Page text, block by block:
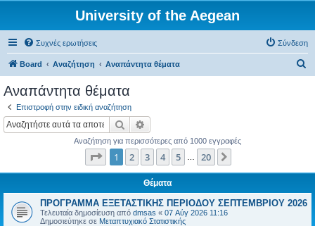
University of the Aegean
Συχνές ερωτήσεις Σύνδεση
Board Αναζήτηση Αναπάντητα θέματα
Αναπάντητα θέματα
Επιστροφή στην ειδική αναζήτηση
Αναζήτηση
Αναζήτηση για περισσότερες από 1000 εγγραφές
Σελίδα από20
1 2 3 4 5 20
Θέματα
ΠΡΟΓΡΑΜΜΑ ΕΞΕΤΑΣΤΙΚΗΣ ΠΕΡΙΟΔΟΥ ΣΕΠΤΕΜΒΡΙΟΥ 2026
Τελευταία δημοσίευση από dmsas « 07 Αύγ 2026 11:16
Δημοσιεύτηκε σε Μεταπτυχιακό Στατιστικής